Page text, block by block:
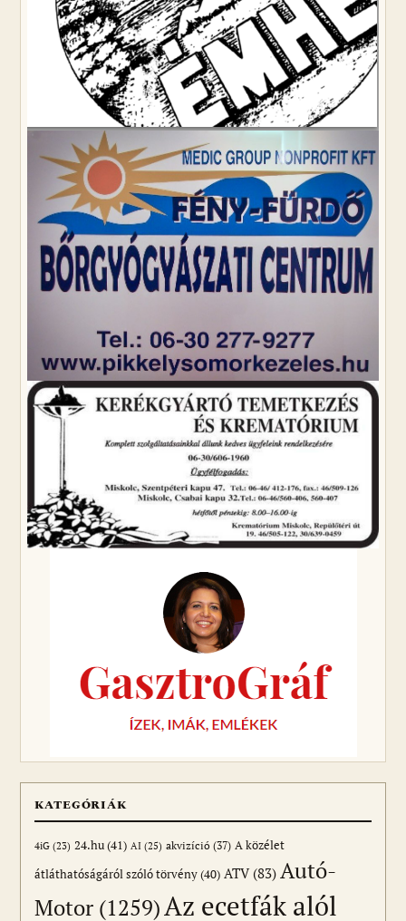
KATEGÓRIÁK
4iG (23) 24.hu(41) AI (25) akvizíció (37) A közélet
átláthatóságáról szóló törvény(40) ATV(83) Autó-
Motor (1259)Az ecetfák alól